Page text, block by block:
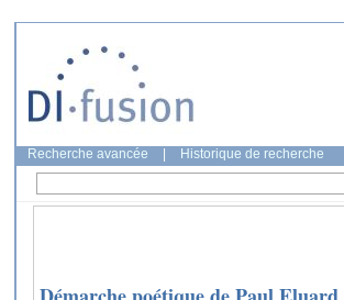
Recherche avancée Historique de recherche